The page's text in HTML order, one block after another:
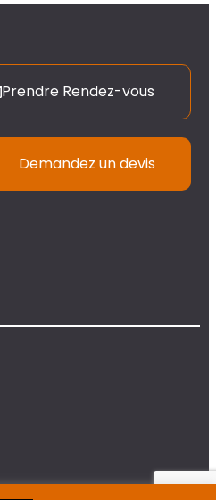
Prendre Rendez-vous
Demandez un devis